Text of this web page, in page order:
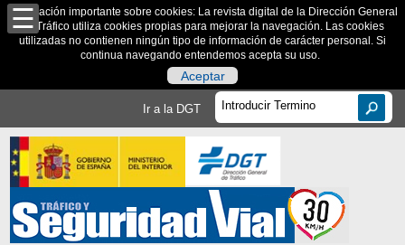
Información importante sobre cookies: La revista digital de la Dirección General
de Tráfico utiliza cookies propias para mejorar la navegación. Las cookies
utilizadas no contienen ningún tipo de información de carácter personal. Si
continua navegando entendemos acepta su uso.
Aceptar
Ir a la DGT